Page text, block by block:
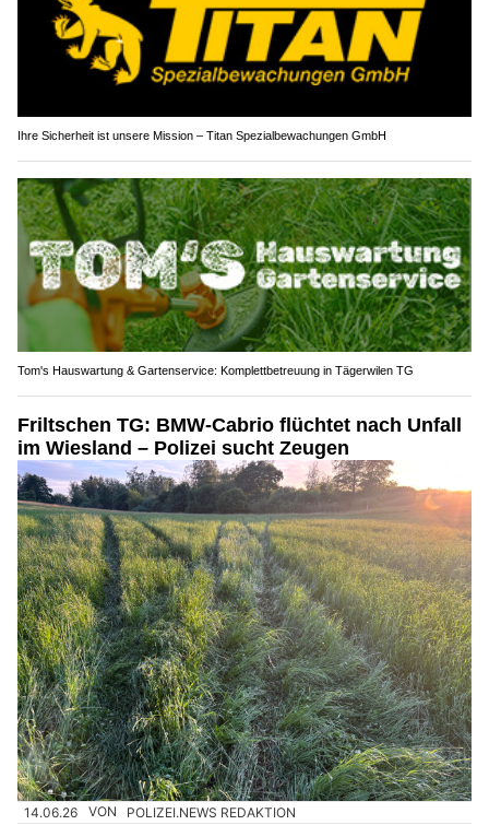
Ihre Sicherheit ist unsere Mission – Titan Spezialbewachungen GmbH
Tom's Hauswartung & Gartenservice: Komplettbetreuung in Tägerwilen TG
Friltschen TG: BMW-Cabrio flüchtet nach Unfall
im Wiesland – Polizei sucht Zeugen
14.06.26 VON POLIZEI.NEWS REDAKTION